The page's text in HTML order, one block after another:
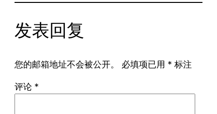
发表回复
您的邮箱地址不会被公开。 必填项已用 * 标注
评论 *